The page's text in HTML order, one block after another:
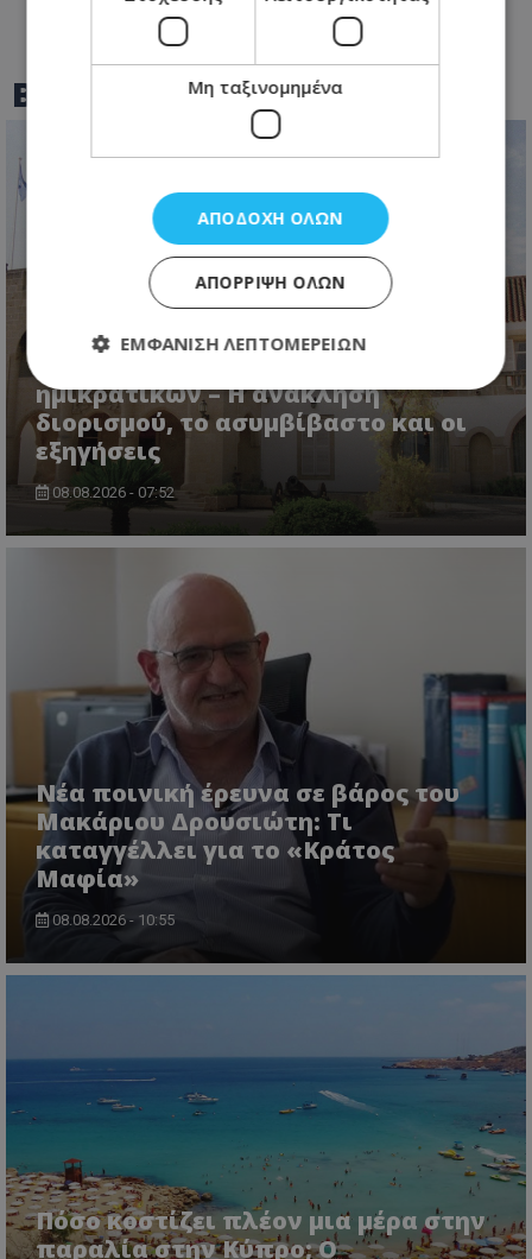
BEST OF TOTHEMAONLINE
ημικρατικών – Η ανάκληση
διορισμού, το ασυμβίβαστο και οι
εξηγήσεις
08.08.2026 - 07:52
Νέα ποινική έρευνα σε βάρος του
Μακάριου Δρουσιώτη: Τι
καταγγέλλει για το «Κράτος
Μαφία»
08.08.2026 - 10:55
Πόσο κοστίζει πλέον μια μέρα στην
παραλία στην Κύπρο; Ο
Μη ταξινομημένα
ΑΠΟΔΟΧΉ ΌΛΩΝ
ΑΠΌΡΡΙΨΗ ΌΛΩΝ
ΕΜΦΆΝΙΣΗ ΛΕΠΤΟΜΕΡΕΙΏΝ
Απολύτως απαραίτητα
Μη ταξινομημένα
Τα απολύτως απαραίτητα cookies επιτρέπουν
σύνδεση χρήστη και τη διαχείριση λογαριασμού.
Ο ιστότοπος δεν μπορεί να χρησιμοποιηθεί σωστά
χωρίς τα απολύτως απαραίτητα cookies.
Ονοματεπώνυμο
usprivacy
.lifenewscy.tothemaonline.com